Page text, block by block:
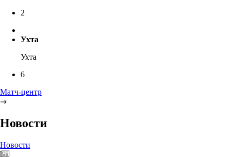
2
Ухта
Ухта
6
Матч-центр
Новости
Новости